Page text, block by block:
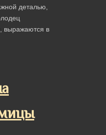
деталью,
выражаются в